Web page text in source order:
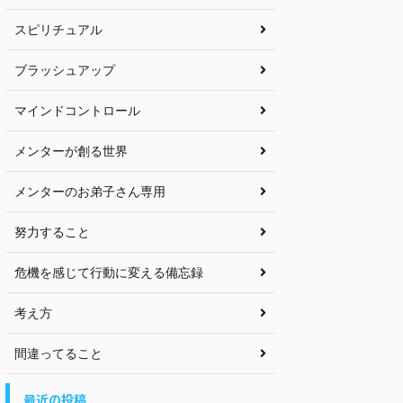
スピリチュアル
ブラッシュアップ
マインドコントロール
メンターが創る世界
メンターのお弟子さん専用
努力すること
危機を感じて行動に変える備忘録
考え方
間違ってること
最近の投稿